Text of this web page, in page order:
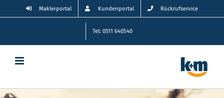
Inhalt
Maklerportal Kundenportal Rückrufservice
Tel: 0511 640540